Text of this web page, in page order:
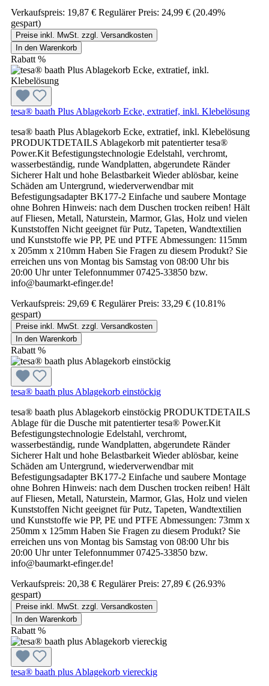
Verkaufspreis: 19,87 € Regulärer Preis: 24,99 € (20.49%
gespart)
Preise inkl. MwSt. zzgl. Versandkosten
In den Warenkorb
Rabatt %
tesa® baath Plus Ablagekorb Ecke, extratief, inkl. Klebelösung
tesa® baath Plus Ablagekorb Ecke, extratief, inkl. Klebelösung
PRODUKTDETAILS Ablagekorb mit patentierter tesa®
Power.Kit Befestigungstechnologie Edelstahl, verchromt,
wasserbeständig, runde Wandplatten, abgerundete Ränder
Sicherer Halt und hohe Belastbarkeit Wieder ablösbar, keine
Schäden am Untergrund, wiederverwendbar mit
Befestigungsadapter BK177-2 Einfache und saubere Montage
ohne Bohren Hinweis: nach dem Duschen trocken reiben! Hält
auf Fliesen, Metall, Naturstein, Marmor, Glas, Holz und vielen
Kunststoffen Nicht geeignet für Putz, Tapeten, Wandtextilien
und Kunststoffe wie PP, PE und PTFE Abmessungen: 115mm
x 205mm x 210mm Haben Sie Fragen zu diesem Produkt? Sie
erreichen uns von Montag bis Samstag von 08:00 Uhr bis
20:00 Uhr unter Telefonnummer 07425-33850 bzw.
info@baumarkt-efinger.de!
Verkaufspreis: 29,69 € Regulärer Preis: 33,29 € (10.81%
gespart)
Preise inkl. MwSt. zzgl. Versandkosten
In den Warenkorb
Rabatt %
tesa® baath plus Ablagekorb einstöckig
tesa® baath plus Ablagekorb einstöckig PRODUKTDETAILS
Ablage für die Dusche mit patentierter tesa® Power.Kit
Befestigungstechnologie Edelstahl, verchromt,
wasserbeständig, runde Wandplatten, abgerundete Ränder
Sicherer Halt und hohe Belastbarkeit Wieder ablösbar, keine
Schäden am Untergrund, wiederverwendbar mit
Befestigungsadapter BK177-2 Einfache und saubere Montage
ohne Bohren Hinweis: nach dem Duschen trocken reiben! Hält
auf Fliesen, Metall, Naturstein, Marmor, Glas, Holz und vielen
Kunststoffen Nicht geeignet für Putz, Tapeten, Wandtextilien
und Kunststoffe wie PP, PE und PTFE Abmessungen: 73mm x
250mm x 125mm Haben Sie Fragen zu diesem Produkt? Sie
erreichen uns von Montag bis Samstag von 08:00 Uhr bis
20:00 Uhr unter Telefonnummer 07425-33850 bzw.
info@baumarkt-efinger.de!
Verkaufspreis: 20,38 € Regulärer Preis: 27,89 € (26.93%
gespart)
Preise inkl. MwSt. zzgl. Versandkosten
In den Warenkorb
Rabatt %
tesa® baath plus Ablagekorb viereckig